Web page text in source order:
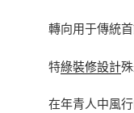
轉向用于傳統
特綠裝修設計
在年青人中風